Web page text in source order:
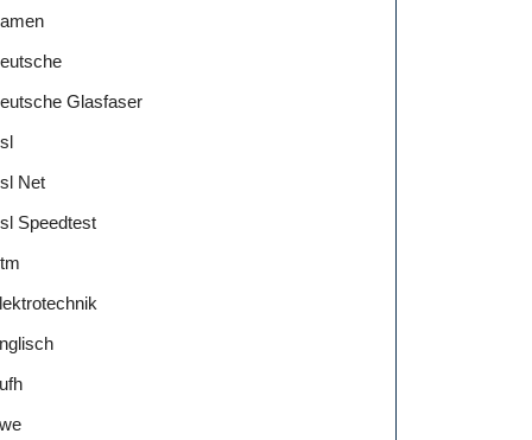
Glasfaser
Net
Speedtest